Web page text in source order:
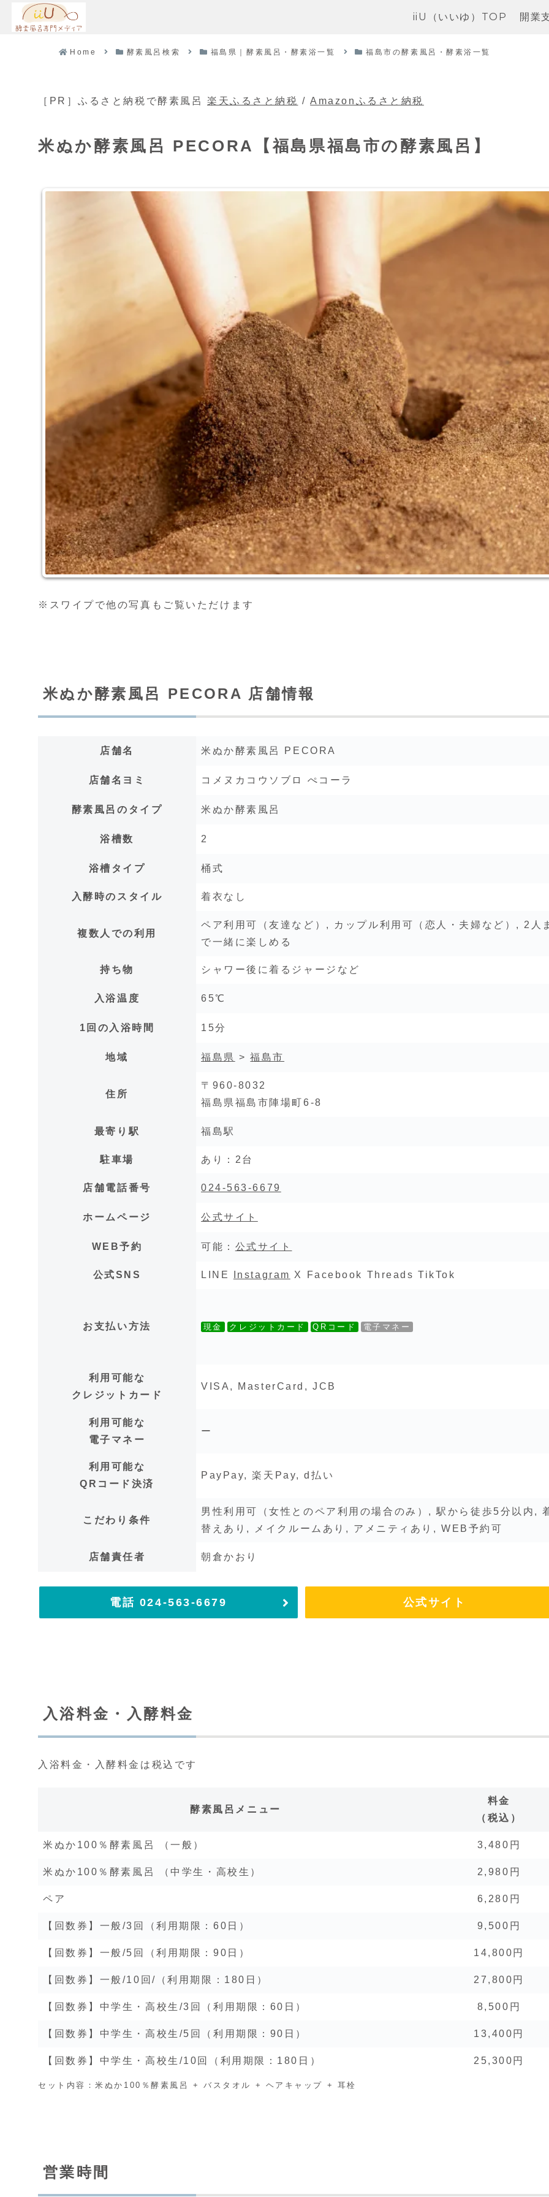
iiU（いいゆ）TOP 開業
Home 酵素風呂検索 福島県｜酵素風呂・酵素浴一覧 福島市の酵素風呂・酵素浴一覧
［PR］ふるさと納税で酵素風呂 楽天ふるさと納税 /Amazonふるさと納税
米ぬか酵素風呂 PECORA【福島県福島市の酵素風呂】
※スワイプで他の写真もご覧いただけます
米ぬか酵素風呂 PECORA 店舗情報
店舗名 米ぬか酵素風呂 PECORA
店舗名ヨミ コメヌカコウソブロ ぺコーラ
酵素風呂のタイプ 米ぬか酵素風呂
浴槽数 2
浴槽タイプ 桶式
入酵時のスタイル 着衣なし
複数人での利用
ペア利用可（友達など）, カップル利用可（恋人・夫婦など）, 2人
で一緒に楽しめる
持ち物 シャワー後に着るジャージなど
入浴温度 65℃
1回の入浴時間 15分
地域 福島県 >福島市
住所
〒960-8032
福島県福島市陣場町6-8
最寄り駅 福島駅
駐車場 あり：2台
店舗電話番号 024-563-6679
ホームページ 公式サイト
WEB予約 可能： 公式サイト
公式SNS LINE Instagram X Facebook Threads TikTok
お支払い方法 現金 クレジットカード QRコード 電子マネー
利用可能な
クレジットカード
VISA, MasterCard, JCB
利用可能な
電子マネー
ー
利用可能な
QRコード決済
PayPay, 楽天Pay, d払い
こだわり条件
男性利用可（女性とのペア利用の場合のみ）, 駅から徒歩5分以内,
替えあり, メイクルームあり, アメニティあり, WEB予約可
店舗責任者 朝倉かおり
電話 024-563-6679 公式サイト
入浴料金・入酵料金
入浴料金・入酵料金は税込です
酵素風呂メニュー
料金
（税込）
米ぬか100％酵素風呂 （一般） 3,480円
米ぬか100％酵素風呂 （中学生・高校生） 2,980円
ペア 6,280円
【回数券】一般/3回（利用期限：60日） 9,500円
【回数券】一般/5回（利用期限：90日） 14,800円
【回数券】一般/10回/（利用期限：180日） 27,800円
【回数券】中学生・高校生/3回（利用期限：60日） 8,500円
【回数券】中学生・高校生/5回（利用期限：90日） 13,400円
【回数券】中学生・高校生/10回（利用期限：180日） 25,300円
セット内容：米ぬか100％酵素風呂 + バスタオル + ヘアキャップ + 耳栓
営業時間